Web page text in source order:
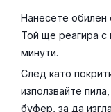
Нанесете обилен
Той ще реагира с
минути.
След като
използвайте
буфер, за да